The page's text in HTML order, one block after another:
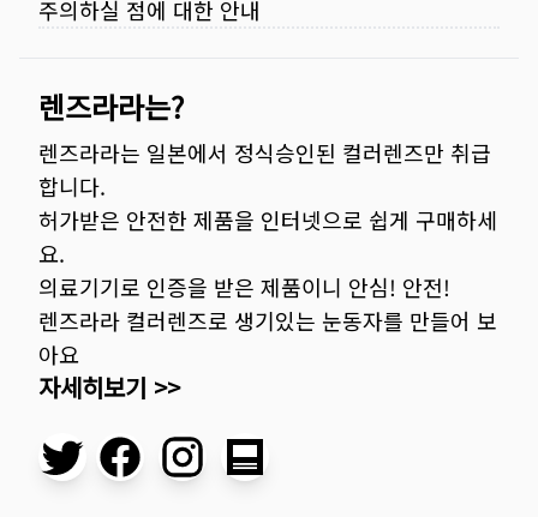
주의하실 점에 대한 안내
렌즈라라는?
렌즈라라는 일본에서 정식승인된 컬러렌즈만 취급
합니다.
허가받은 안전한 제품을 인터넷으로 쉽게 구매하세
요.
의료기기로 인증을 받은 제품이니 안심! 안전!
렌즈라라 컬러렌즈로 생기있는 눈동자를 만들어 보
아요
자세히보기 >>